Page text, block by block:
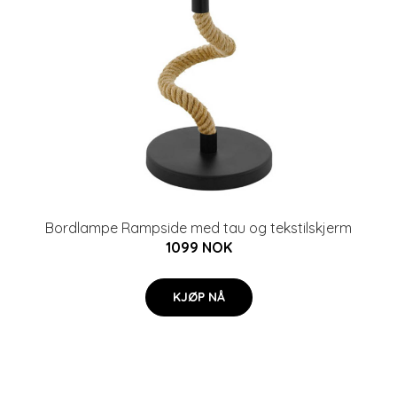
Bordlampe Rampside med tau og tekstilskjerm
1099 NOK
KJØP NÅ